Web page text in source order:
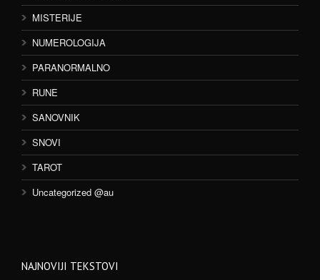
MISTERIJE
NUMEROLOGIJA
PARANORMALNO
RUNE
SANOVNIK
SNOVI
TAROT
Uncategorized @au
NAJNOVIJI TEKSTOVI